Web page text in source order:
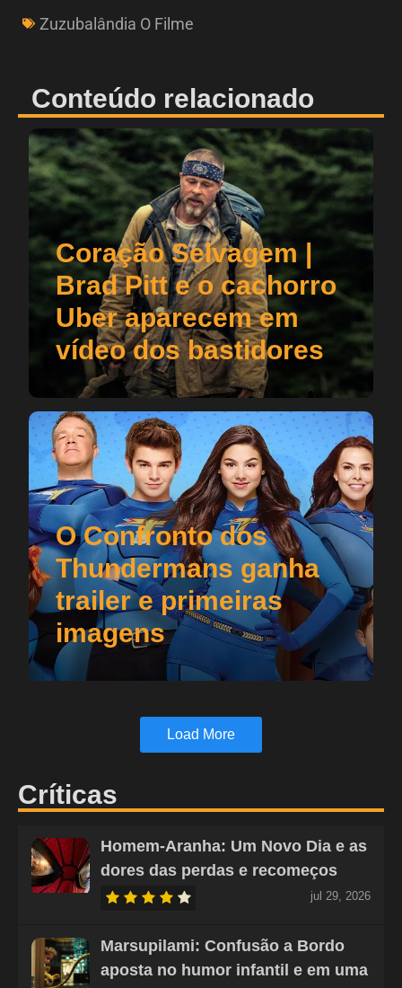
Zuzubalândia O Filme
Conteúdo relacionado
Coração Selvagem |
Brad Pitt e o cachorro
Uber aparecem em
vídeo dos bastidores
O Confronto dos
Thundermans ganha
trailer e primeiras
imagens
Load More
Críticas
Homem-Aranha: Um Novo Dia e as
dores das perdas e recomeços
jul 29, 2026
Marsupilami: Confusão a Bordo
aposta no humor infantil e em uma